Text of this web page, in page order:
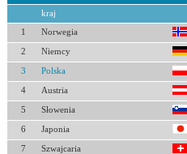
kraj
1 Norwegia
2 Niemcy
3 Polska
4 Austria
5 Słowenia
6 Japonia
7 Szwajcaria